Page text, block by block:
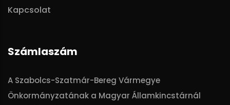
Kapcsolat
Számlaszám
A Szabolcs-Szatmár-Bereg Vármegye
Önkormányzatának a Magyar Államkincstárnál